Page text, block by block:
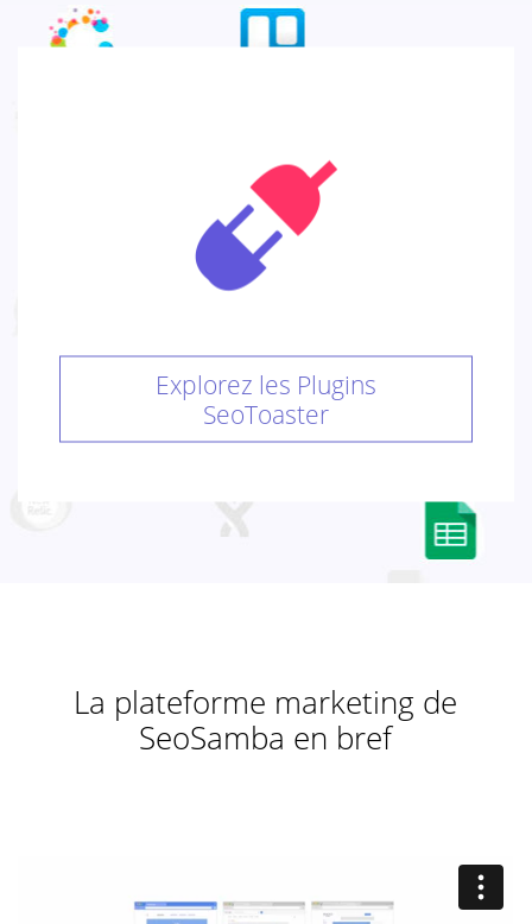
Explorez les Plugins
SeoToaster
La plateforme marketing de
SeoSamba en bref